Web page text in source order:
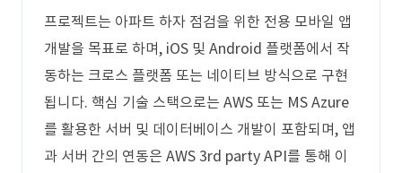
프로젝트는 아파트 하자 점검을 위한 전용 모바일 앱
개발을 목표로 하며, iOS 및 Android 플랫폼에서 작
동하는 크로스 플랫폼 또는 네이티브 방식으로 구현
됩니다. 핵심 기술 스택으로는 AWS 또는 MS Azure
를 활용한 서버 및 데이터베이스 개발이 포함되며, 앱
과 서버 간의 연동은 AWS 3rd party API를 통해 이